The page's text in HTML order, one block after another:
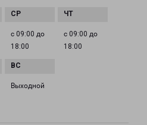
с 09:00 до
18:00
с 09:00 до
18:00
Выходной